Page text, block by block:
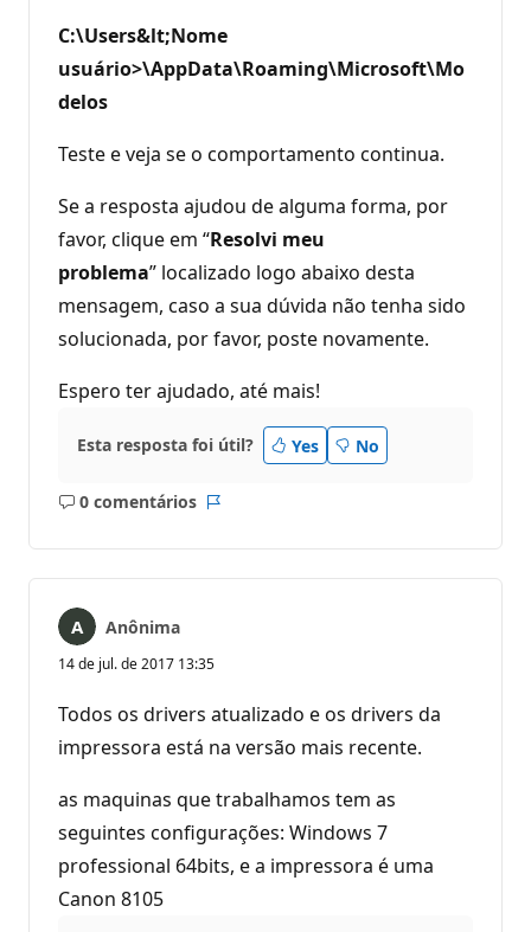
C:\Users&lt;Nome
usuário>\AppData\Roaming\Microsoft\Mo
delos
Teste e veja se o comportamento continua.
Se a resposta ajudou de alguma forma, por
favor, clique em “Resolvi meu
problema” localizado logo abaixo desta
mensagem, caso a sua dúvida não tenha sido
solucionada, por favor, poste novamente.
Espero ter ajudado, até mais!
Esta resposta foi útil? Yes No
0 comentários
Sem
Relatório
Anônima
14 de jul. de 2017 13:35
Todos os drivers atualizado e os drivers da
impressora está na versão mais recente.
as maquinas que trabalhamos tem as
seguintes configurações: Windows 7
professional 64bits, e a impressora é uma
Canon 8105